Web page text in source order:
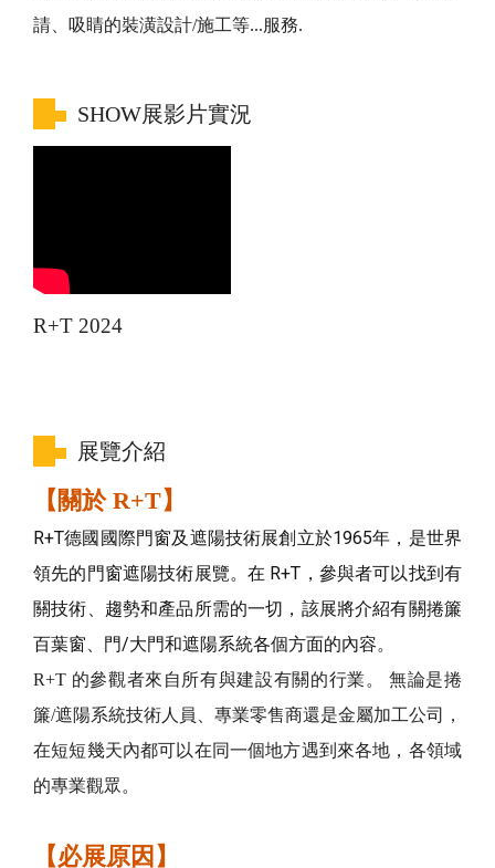
請、吸睛的裝潢設計/施工等...服務.
SHOW展影片實況
R+T 2024
展覽介紹
【關於 R+T】
R+T德國國際門窗及遮陽技術展創立於1965年，是世界
領先的門窗遮陽技術展覽。在 R+T，參與者可以找到有
關技術、趨勢和產品所需的一切，該展將介紹有關捲簾
百葉窗、門/大門和遮陽系統各個方面的內容。
R+T 的參觀者來自所有與建設有關的行業。 無論是捲
簾/遮陽系統技術人員、專業零售商還是金屬加工公司，
在短短幾天內都可以在同一個地方遇到來各地，各領域
的專業觀眾。
【必展原因】